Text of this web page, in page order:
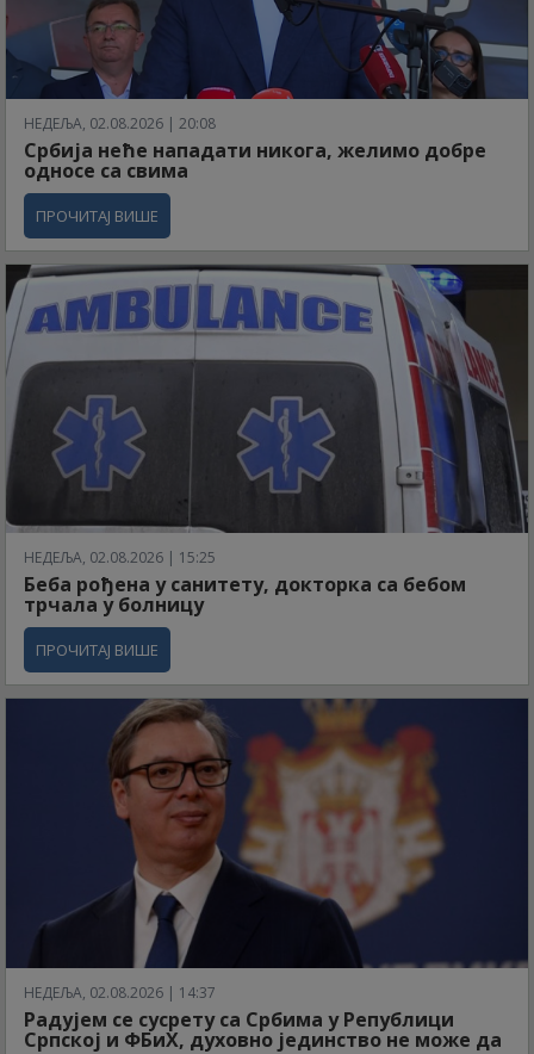
НЕДЕЉА, 02.08.2026 | 20:08
Србија неће нападати никога, желимо добре
односе са свима
ПРОЧИТАЈ ВИШЕ
НЕДЕЉА, 02.08.2026 | 15:25
Беба рођена у санитету, докторка са бебом
трчала у болницу
ПРОЧИТАЈ ВИШЕ
НЕДЕЉА, 02.08.2026 | 14:37
Радујем се сусрету са Србима у Републици
Српској и ФБиХ, духовно јединство не може да